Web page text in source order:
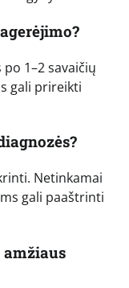
1–2 savaičių
gali prireikti
Netinkamai
gali paaštrinti